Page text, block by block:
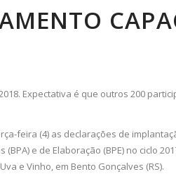
Expectativa é que outros 200
feira (4) as declarações de
e de Elaboração (BPE) no ciclo
e Vinho, em Bento Gonçalves (RS).